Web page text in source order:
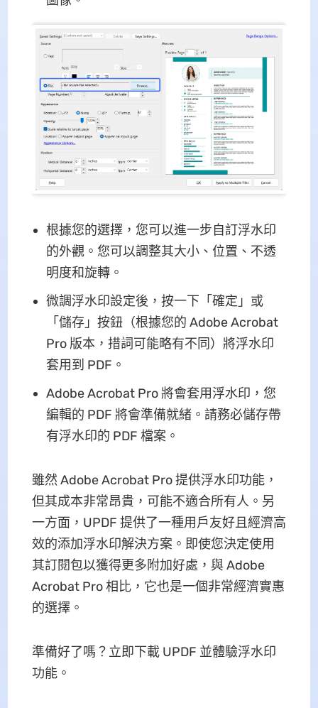
根據您的選擇，您可以進一步自訂浮水印
的外觀。您可以調整其大小、位置、不透
明度和旋轉。
微調浮水印設定後，按一下「確定」或
「儲存」按鈕（根據您的 Adob​​e Acrobat
Pro 版本，措詞可能略有不同）將浮水印
套用到 PDF。
Adobe Acrobat Pro 將會套用浮水印，您
編輯的 PDF 將會準備就緒。請務必儲存帶
有浮水印的 PDF 檔案。
雖然 Adob​​e Acrobat Pro 提供浮水印功能，
但其成本非常昂貴，可能不適合所有人。另
一方面，UPDF 提供了一種用戶友好且經濟高
效的添加浮水印解決方案。即使您決定使用
其訂閱包以獲得更多附加好處，與 Adob​​e
Acrobat Pro 相比，它也是一個非常經濟實惠
的選擇。
準備好了嗎？立即下載 UPDF 並體驗浮水印
功能。